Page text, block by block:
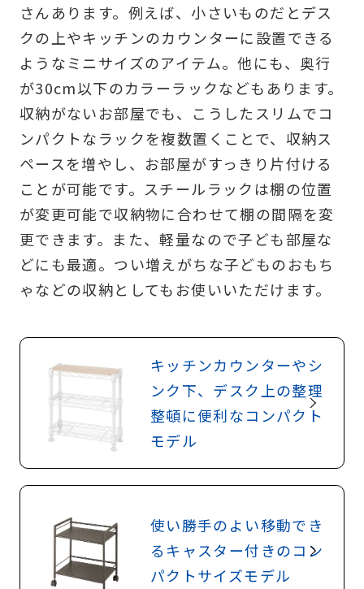
さんあります。例えば、小さいものだとデス
クの上やキッチンのカウンターに設置できる
ようなミニサイズのアイテム。他にも、奥行
が30cm以下のカラーラックなどもあります。
収納がないお部屋でも、こうしたスリムでコ
ンパクトなラックを複数置くことで、収納ス
ペースを増やし、お部屋がすっきり片付ける
ことが可能です。スチールラックは棚の位置
が変更可能で収納物に合わせて棚の間隔を変
更できます。また、軽量なので子ども部屋な
どにも最適。つい増えがちな子どものおもち
ゃなどの収納としてもお使いいただけます。
キッチンカウンターやシ
ンク下、デスク上の整理
整頓に便利なコンパクト
モデル
使い勝手のよい移動でき
るキャスター付きのコン
パクトサイズモデル